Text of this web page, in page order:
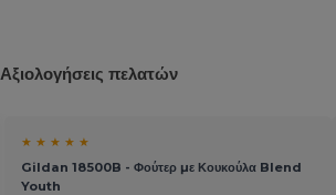
Αξιολογήσεις πελατών
★ ★ ★ ★ ★
Gildan 18500B - Φούτερ με Κουκούλα Blend
Youth